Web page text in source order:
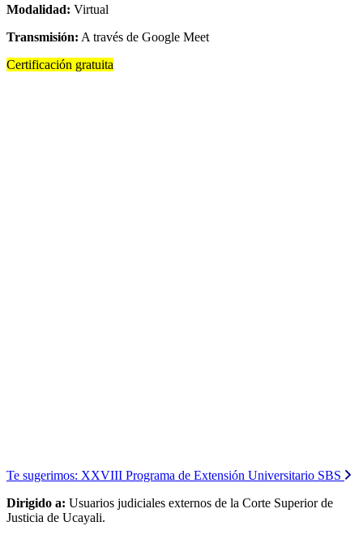
Modalidad: Virtual
Transmisión: A través de Google Meet
Certificación gratuita
Te sugerimos: XXVIII Programa de Extensión Universitario SBS
Dirigido a: Usuarios judiciales externos de la Corte Superior de
Justicia de Ucayali.